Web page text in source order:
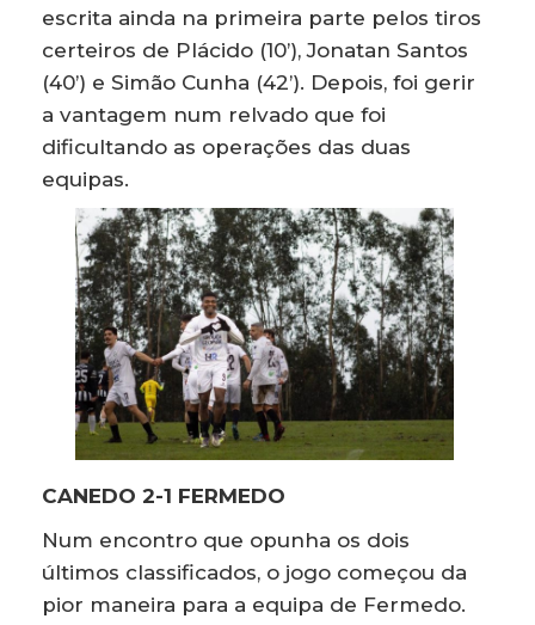
escrita ainda na primeira parte pelos tiros
certeiros de Plácido (10’), Jonatan Santos
(40’) e Simão Cunha (42’). Depois, foi gerir
a vantagem num relvado que foi
dificultando as operações das duas
equipas.
CANEDO 2-1 FERMEDO
Num encontro que opunha os dois
últimos classificados, o jogo começou da
pior maneira para a equipa de Fermedo.